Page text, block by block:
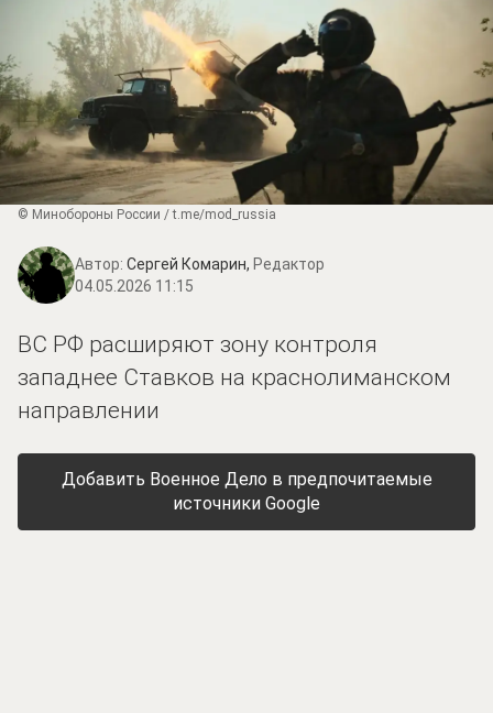
© Минобороны России / t.me/mod_russia
Автор: Сергей Комарин, Редактор
04.05.2026 11:15
ВС РФ расширяют зону контроля
западнее Ставков на краснолиманском
направлении
Добавить Военное Дело в предпочитаемые
источники Google